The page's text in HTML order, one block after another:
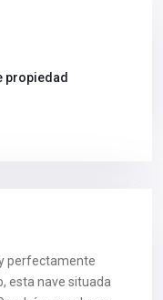
propiedad
perfectamente
esta nave situada